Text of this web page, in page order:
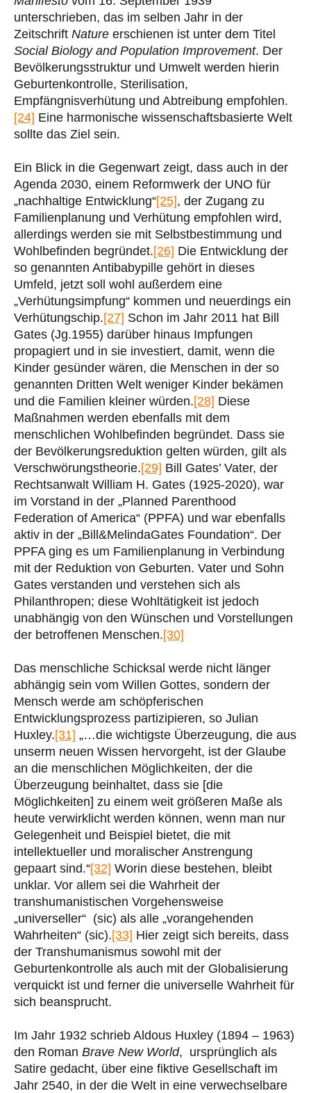
unterschrieben, das im selben Jahr in der
Zeitschrift Nature erschienen ist unter dem Titel
Social Biology and Population Improvement. Der
Bevölkerungsstruktur und Umwelt werden hierin
Geburtenkontrolle, Sterilisation,
Empfängnisverhütung und Abtreibung empfohlen.
[24] Eine harmonische wissenschaftsbasierte Welt
sollte das Ziel sein.
Ein Blick in die Gegenwart zeigt, dass auch in der
Agenda 2030, einem Reformwerk der UNO für
„nachhaltige Entwicklung“[25], der Zugang zu
Familienplanung und Verhütung empfohlen wird,
allerdings werden sie mit Selbstbestimmung und
Wohlbefinden begründet.[26] Die Entwicklung der
so genannten Antibabypille gehört in dieses
Umfeld, jetzt soll wohl außerdem eine
„Verhütungsimpfung“ kommen und neuerdings ein
Verhütungschip.[27] Schon im Jahr 2011 hat Bill
Gates (Jg.1955) darüber hinaus Impfungen
propagiert und in sie investiert, damit, wenn die
Kinder gesünder wären, die Menschen in der so
genannten Dritten Welt weniger Kinder bekämen
und die Familien kleiner würden.[28] Diese
Maßnahmen werden ebenfalls mit dem
menschlichen Wohlbefinden begründet. Dass sie
der Bevölkerungsreduktion gelten würden, gilt als
Verschwörungstheorie.[29] Bill Gates’ Vater, der
Rechtsanwalt William H. Gates (1925-2020), war
im Vorstand in der „Planned Parenthood
Federation of America“ (PPFA) und war ebenfalls
aktiv in der „Bill&MelindaGates Foundation“. Der
PPFA ging es um Familienplanung in Verbindung
mit der Reduktion von Geburten. Vater und Sohn
Gates verstanden und verstehen sich als
Philanthropen; diese Wohltätigkeit ist jedoch
unabhängig von den Wünschen und Vorstellungen
der betroffenen Menschen.[30]
Das menschliche Schicksal werde nicht länger
abhängig sein vom Willen Gottes, sondern der
Mensch werde am schöpferischen
Entwicklungsprozess partizipieren, so Julian
Huxley.[31] „…die wichtigste Überzeugung, die aus
unserm neuen Wissen hervorgeht, ist der Glaube
an die menschlichen Möglichkeiten, der die
Überzeugung beinhaltet, dass sie [die
Möglichkeiten] zu einem weit größeren Maße als
heute verwirklicht werden können, wenn man nur
Gelegenheit und Beispiel bietet, die mit
intellektueller und moralischer Anstrengung
gepaart sind.“[32] Worin diese bestehen, bleibt
unklar. Vor allem sei die Wahrheit der
transhumanistischen Vorgehensweise
„universeller“ (sic) als alle „vorangehenden
Wahrheiten“ (sic).[33] Hier zeigt sich bereits, dass
der Transhumanismus sowohl mit der
Geburtenkontrolle als auch mit der Globalisierung
verquickt ist und ferner die universelle Wahrheit für
sich beansprucht.
Im Jahr 1932 schrieb Aldous Huxley (1894 – 1963)
den Roman Brave New World, ursprünglich als
Satire gedacht, über eine fiktive Gesellschaft im
Jahr 2540, in der die Welt in eine verwechselbare